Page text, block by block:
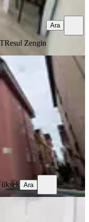
Resul Zengin
Ara
Kiralık Daire
03.08.2026
Ara
2+1 Daire